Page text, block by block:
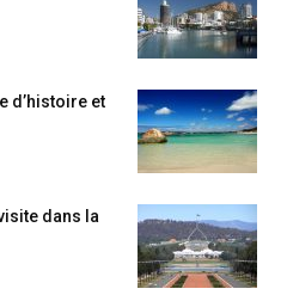
d’histoire et
dans la